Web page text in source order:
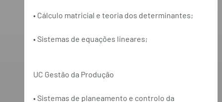
• Cálculo matricial e teoria dos determinantes;
• Sistemas de equações lineares;
UC Gestão da Produção
• Sistemas de planeamento e controlo da